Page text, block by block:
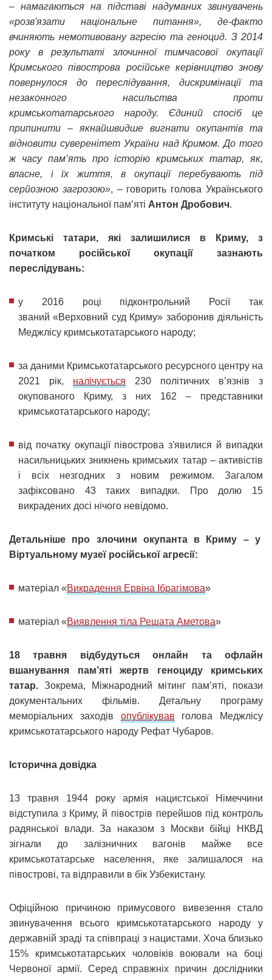
– намагаються на підставі надуманих звинувачень
«розв'язати національне питання», де-факто
вчиняють немотивовану агресію та геноцид. З 2014
року в результаті злочинної тимчасової окупації
Кримського півострова російське керівництво знову
повернулося до переслідування, дискримінації та
незаконного насильства проти
кримськотатарського народу. Єдиний спосіб це
припинити – якнайшвидше вигнати окупантів та
відновити суверенітет України над Кримом. До того
ж часу пам’ять про історію кримських татар, як,
власне, і їх життя, в окупації перебувають під
серйозною загрозою», – говорить голова Українського
інституту національної пам’яті Антон Дробович.
Кримські татари, які залишилися в Криму, з
початком російської окупації зазнають
переслідувань:
у 2016 році підконтрольний Росії так
званий «Верховний суд Криму» заборонив діяльність
Меджлісу кримськотатарського народу;
за даними Кримськотатарського ресурсного центру на
2021 рік, налічується 230 політичних в’язнів з
окупованого Криму, з них 162 – представники
кримськотатарського народу;
від початку окупації півострова з'явилися й випадки
насильницьких зникнень кримських татар – активістів
і всіх незгодних з новим режимом. Загалом
зафіксовано 43 таких випадки. Про долю 15
викрадених досі нічого невідомо.
Детальніше про злочини окупанта в Криму – у
Віртуальному музеї російської агресії:
матеріал «Викрадення Ервіна Ібрагімова»
матеріал «Виявлення тіла Решата Аметова»
18 травня відбудуться онлайн та офлайн
вшанування пам’яті жертв геноциду кримських
татар. Зокрема, Міжнародний мітинг пам’яті, покази
документальних фільмів. Детальну програму
меморіальних заходів опублікував голова Меджлісу
кримськотатарського народу Рефат Чубаров.
Історична довідка
13 травня 1944 року армія нацистської Німеччини
відступила з Криму, й півострів перейшов під контроль
радянської влади. За наказом з Москви бійці НКВД
зігнали до залізничних вагонів майже все
кримськотатарське населення, яке залишалося на
півострові, та відправили в бік Узбекистану.
Офіційною причиною примусового вивезення стало
звинувачення всього кримськотатарського народу у
державній зраді та співпраці з нацистами. Хоча близько
15% кримськотатарських чоловіків воювали на боці
Червоної армії. Серед справжніх причин дослідники